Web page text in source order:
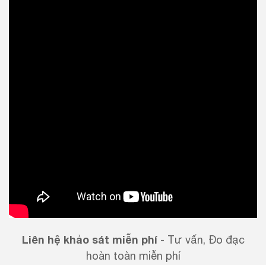
Liên hệ khảo sát miễn phí- Tư vấn, Đo đạc
hoàn toàn miễn phí